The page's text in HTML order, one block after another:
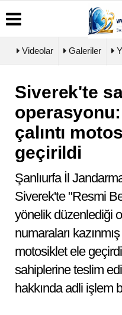
Üye
Haber
Arşivi
Haberleri
Videolar Galeriler
Siverek'te
çalıntı
geçirildi
Şanlıurfa İl
Siverek'te "Resmi
yönelik düzenlediği
numaraları
motosiklet ele
sahiplerine teslim
hakkında adli işlem